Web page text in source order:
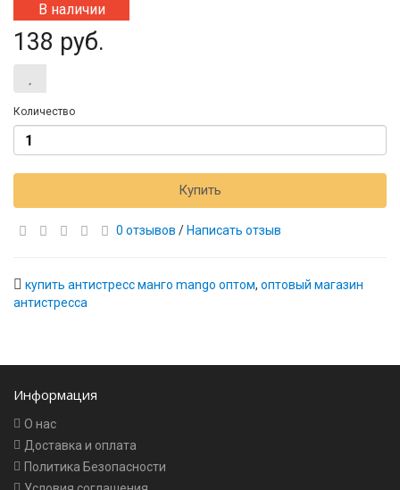
В наличии
138 руб.
Количество
Купить
0 отзывов / Написать отзыв
купить антистресс манго mango оптом, оптовый магазин
антистресса
Информация
О нас
Доставка и оплата
Политика Безопасности